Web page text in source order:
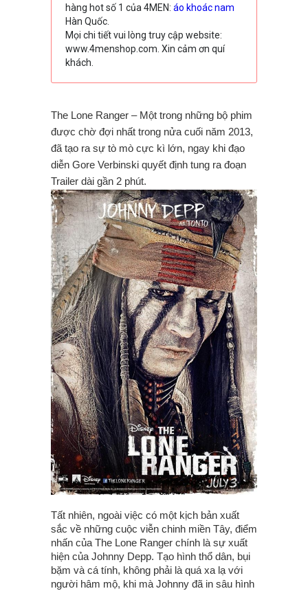
hàng hot số 1 của 4MEN: áo khoác nam
Hàn Quốc.
Mọi chi tiết vui lòng truy cập website:
www.4menshop.com. Xin cảm ơn quí
khách.
The Lone Ranger – Một trong những bộ phim
được chờ đợi nhất trong nửa cuối năm 2013,
đã tạo ra sự tò mò cực kì lớn, ngay khi đạo
diễn Gore Verbinski quyết định tung ra đoạn
Trailer dài gần 2 phút.
Tất nhiên, ngoài việc có một kịch bản xuất
sắc về những cuộc viễn chinh miền Tây, điểm
nhấn của The Lone Ranger chính là sự xuất
hiện của Johnny Depp. Tạo hình thổ dân, bụi
bặm và cá tính, không phải là quá xa lạ với
người hâm mộ, khi mà Johnny đã in sâu hình